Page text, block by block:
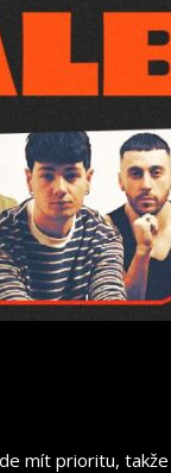
mít prioritu,